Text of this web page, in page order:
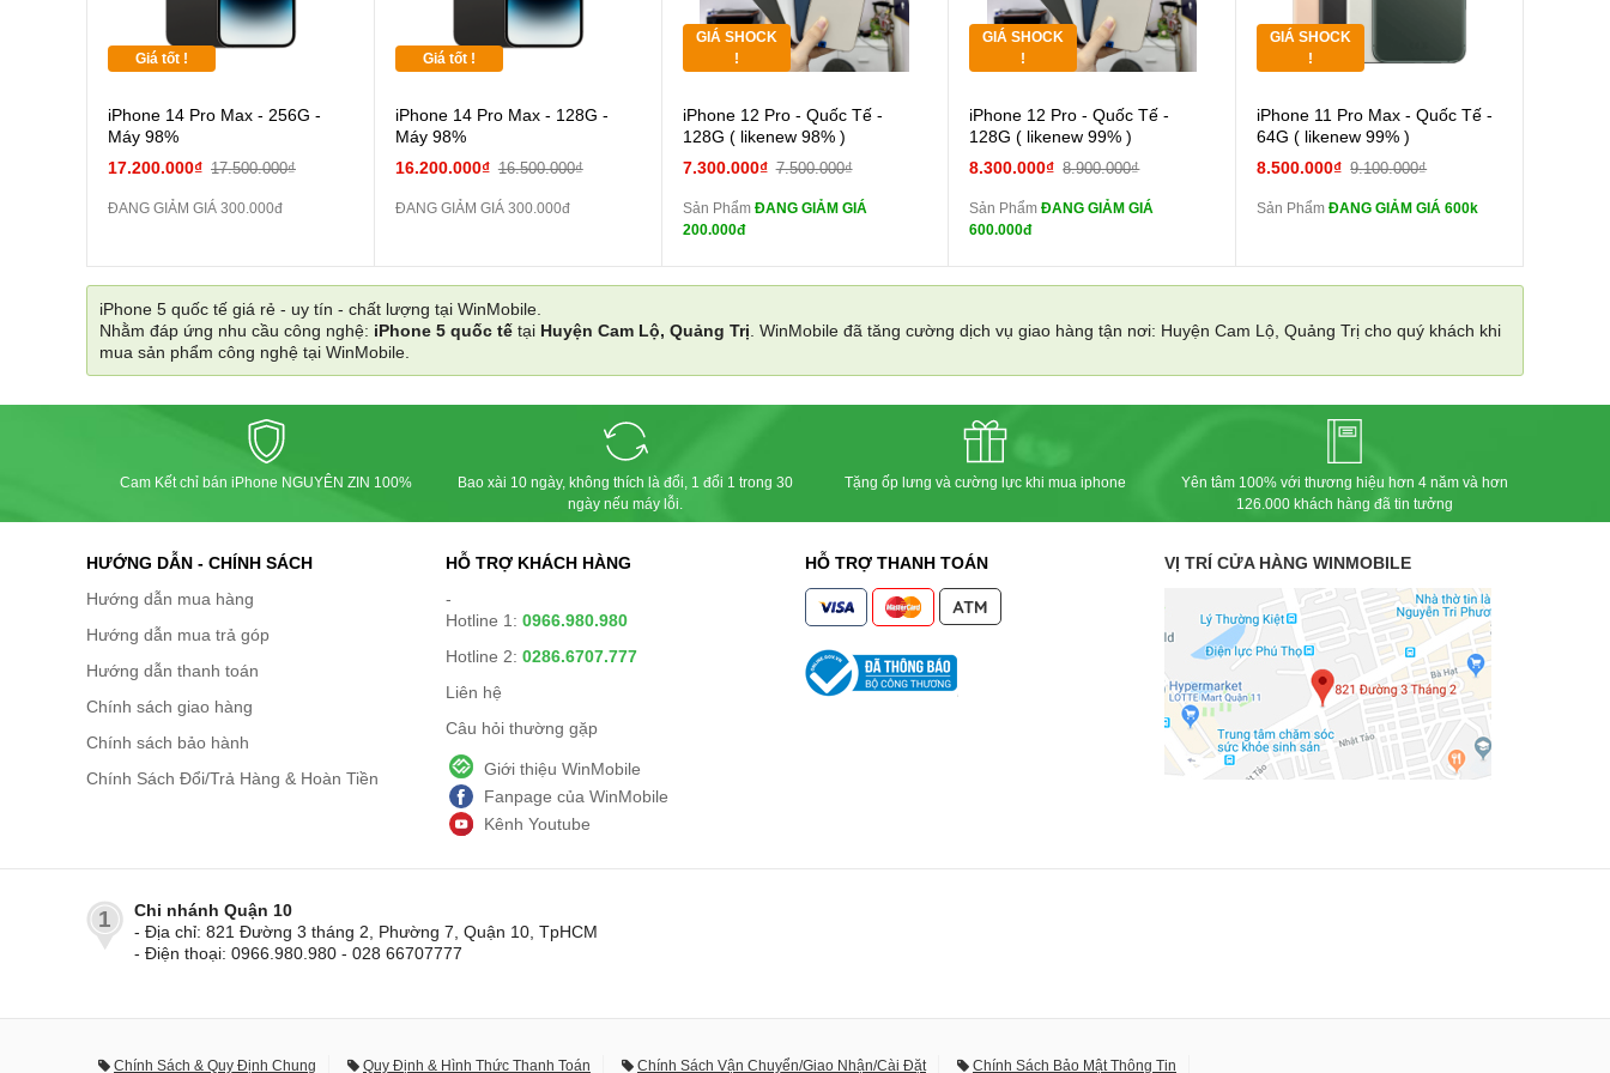
Giá tốt !
iPhone 14 Pro Max - 256G -
Máy 98%
17.200.000₫ 17.500.000₫
ĐANG GIẢM GIÁ 300.000đ
Giá tốt !
iPhone 14 Pro Max - 128G -
Máy 98%
16.200.000₫ 16.500.000₫
ĐANG GIẢM GIÁ 300.000đ
GIÁ SHOCK
!
Cường lực 10D full
màn
tai nghe iPhone 6S
Pin dự phòng và
iPhone 12 Pro - Quốc Tế -
128G ( likenew 98% )
7.300.000₫ 7.500.000₫
Sản Phẩm ĐANG GIẢM GIÁ
200.000đ
GIÁ SHOCK
!
Cường lực 10D full
màn
tai nghe iPhone 6S
Pin dự phòng và
iPhone 12 Pro - Quốc Tế -
128G ( likenew 99% )
8.300.000₫ 8.900.000₫
Sản PhẩmĐANG GIẢM GIÁ
600.000đ
GIÁ SHOCK
!
Cường lực 10D full
màn
tai nghe iPhone 6S
Pin dự phòng và
iPhone 11 Pro Max - Quốc Tế -
64G ( likenew 99% )
8.500.000₫ 9.100.000₫
Sản PhẩmĐANG GIẢM GIÁ 600k
iPhone 5 quốc tế giá rẻ - uy tín - chất lượng tại WinMobile.
Nhằm đáp ứng nhu cầu công nghệ: iPhone 5 quốc tế tại Huyện Cam Lộ, Quảng Trị . WinMobile đã tăng cường dịch vụ giao hàng tận nơi: Huyện Cam Lộ, Quảng Trị cho quý khách khi
mua sản phẩm công nghệ tại WinMobile.
Cam Kết chỉ bán iPhone NGUYÊN ZIN 100%
Bao xài 10 ngày, không thích là đổi, 1 đổi 1 trong 30
ngày nếu máy lỗi.
Tặng ốp lưng và cường lực khi mua iphone
Yên tâm 100% với thương hiệu hơn 4 năm và hơn
126.000 khách hàng đã tin tưởng
HƯỚNG DẪN - CHÍNH SÁCH
Hướng dẫn mua hàng
Hướng dẫn mua trả góp
Hướng dẫn thanh toán
Chính sách giao hàng
Chính sách bảo hành
Chính Sách Đổi/Trả Hàng & Hoàn Tiền
HỖ TRỢ KHÁCH HÀNG
-
Hotline 1: 0966.980.980
Hotline 2: 0286.6707.777
Liên hệ
Câu hỏi thường gặp
Giới thiệu WinMobile
Fanpage của WinMobile
Kênh Youtube
HỖ TRỢ THANH TOÁN VỊ TRÍ CỬA HÀNG WINMOBILE
1
Chi nhánh Quận 10
- Địa chỉ: 821 Đường 3 tháng 2, Phường 7, Quận 10, TpHCM
- Điện thoại: 0966.980.980 - 028 66707777
Chính Sách & Quy Định Chung Quy Định & Hình Thức Thanh Toán Chính Sách Vận Chuyển/Giao Nhận/Cài Đặt Chính Sách Bảo Mật Thông Tin